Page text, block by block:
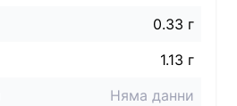
0.33 г
1.13 г
Няма данни